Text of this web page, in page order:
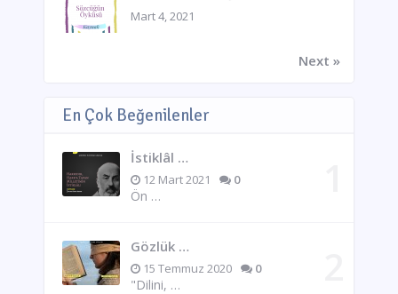
Mart 4, 2021
Next »
En Çok Beğenilenler
İstiklâl …
12 Mart 2021 0
Ön …
Gözlük …
15 Temmuz 2020 0
"Dilini, …